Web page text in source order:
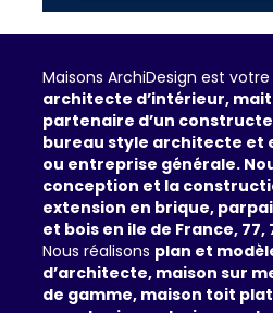
Maisons ArchiDesign est
architecte d’intérieur,
partenaire d’un
bureau style architecte et
ou entreprise générale.
conception et la
extension en brique,
et bois en ile de France, 77,
Nous réalisons plan et
d’architecte, maison sur
de gamme, maison toit